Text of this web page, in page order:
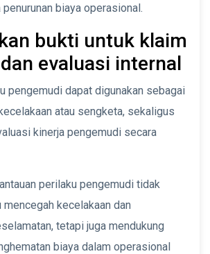
biaya operasional.
bukti untuk klaim
evaluasi internal
pengemudi dapat digunakan sebagai
atau sengketa, sekaligus
kinerja pengemudi secara
perilaku pengemudi tidak
mencegah kecelakaan dan
tetapi juga mendukung
biaya dalam operasional